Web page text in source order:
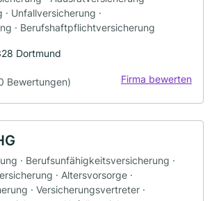
Unfallversicherung ·
· Berufshaftpflichtversicherung
Dortmund
Bewertungen) Firma bewerten
· Berufsunfähigkeitsversicherung ·
· Altersvorsorge ·
· Versicherungsvertreter ·